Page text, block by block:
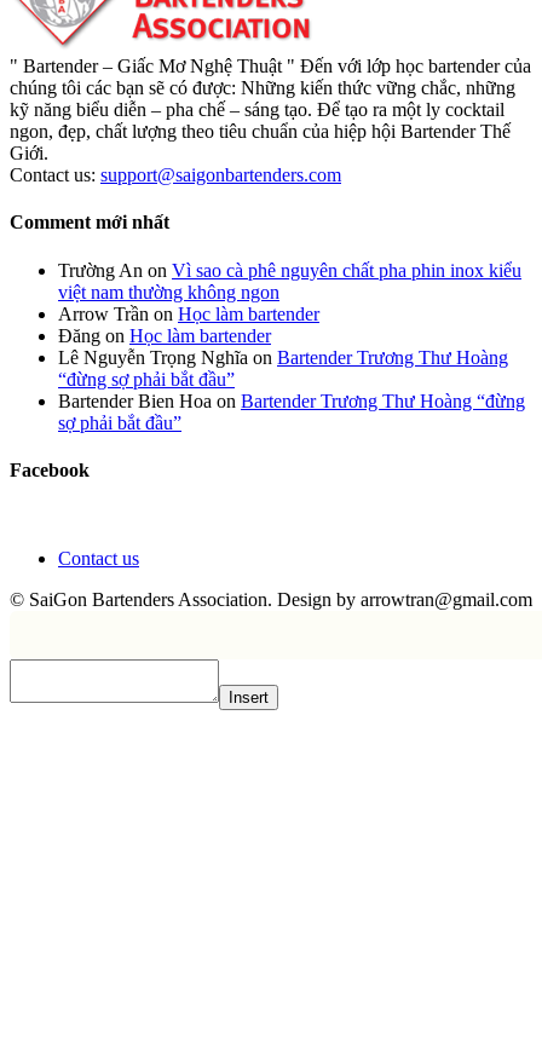
" Bartender – Giấc Mơ Nghệ Thuật " Đến với lớp học bartender của
chúng tôi các bạn sẽ có được: Những kiến thức vững chắc, những
kỹ năng biểu diễn – pha chế – sáng tạo. Để tạo ra một ly cocktail
ngon, đẹp, chất lượng theo tiêu chuẩn của hiệp hội Bartender Thế
Giới.
Contact us: support@saigonbartenders.com
Comment mới nhất
Trường An on Vì sao cà phê nguyên chất pha phin inox kiểu
việt nam thường không ngon
Arrow Trần on Học làm bartender
Đăng on Học làm bartender
Lê Nguyễn Trọng Nghĩa on Bartender Trương Thư Hoàng
“đừng sợ phải bắt đầu”
Bartender Bien Hoa on Bartender Trương Thư Hoàng “đừng
sợ phải bắt đầu”
Facebook
Contact us
© SaiGon Bartenders Association. Design by arrowtran@gmail.com
Insert